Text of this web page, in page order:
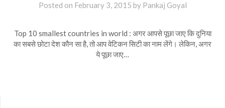
Posted on February 3, 2015 by Pankaj Goyal
Top 10 smallest countries in world : अगर आपसे पूछा जाए कि दुनिया
का सबसे छोटा देश कौन सा है, तो आप वेटिकन सिटी का नाम लेंगे। लेकिन, अगर
ये पूछा जाए…